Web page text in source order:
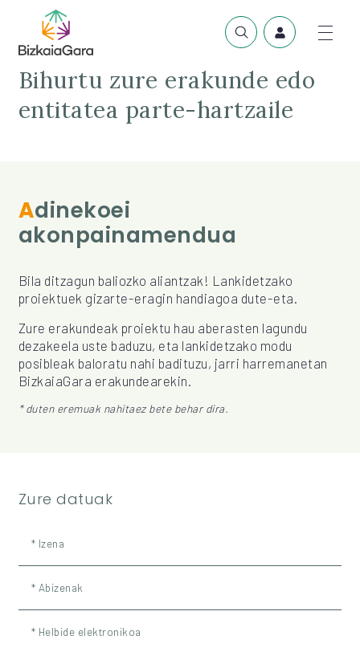
Bihurtu zure erakunde edo
entitatea parte-hartzaile
Adinekoei
akonpainamendua
Bila ditzagun baliozko aliantzak! Lankidetzako
proiektuek gizarte-eragin handiagoa dute-eta.
Zure erakundeak proiektu hau aberasten lagundu
dezakeela uste baduzu, eta lankidetzako modu
posibleak baloratu nahi badituzu, jarri harremanetan
BizkaiaGara erakundearekin.
* duten eremuak nahitaez bete behar dira.
Zure datuak
* Izena
* Abizenak
* Helbide elektronikoa